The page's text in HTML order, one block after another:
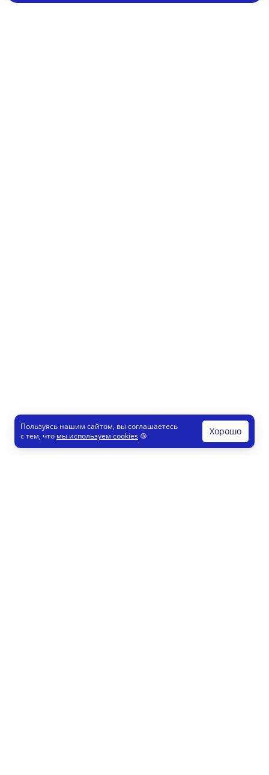
Пользуясь нашим сайтом, вы соглашаетесь
с тем, что мы используем cookies 🍪 Хорошо